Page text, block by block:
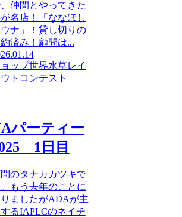
仲間とやってきた
名店！「ななほし
ナ」！貸し切りの
済み！顧問は...
ップ世界水草レイ
トコンテスト
パーティー
1日目
のタナカカツキで
もう去年のことに
ましたがADAが主
るIAPLCのネイチ